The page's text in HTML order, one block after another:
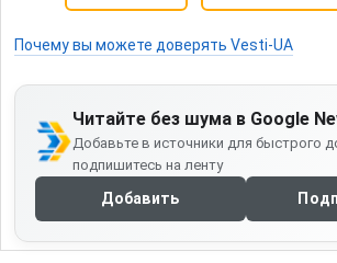
Почему вы можете доверять Vesti-UA
Читайте без шума в Google
Добавьте в источники для быстрого
подпишитесь на ленту
Добавить